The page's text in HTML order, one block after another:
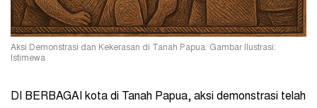
Aksi Demonstrasi dan Kekerasan di Tanah Papua. Gambar Ilustrasi:
Istimewa
DI BERBAGAI kota di Tanah Papua, aksi demonstrasi telah